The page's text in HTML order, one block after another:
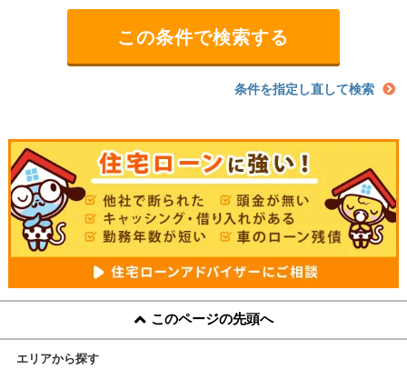
条件を指定し直して検索
このページの先頭へ
エリアから探す